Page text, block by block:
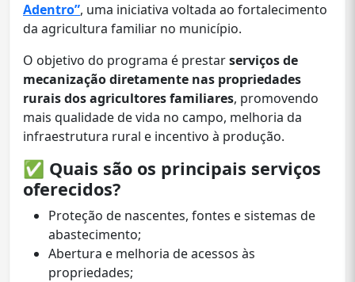
Adentro”, uma iniciativa voltada ao fortalecimento
da agricultura familiar no município.
O objetivo do programa é prestarserviços de
mecanização diretamente nas propriedades
rurais dos agricultores familiares, promovendo
mais qualidade de vida no campo, melhoria da
infraestrutura rural e incentivo à produção.
✅ Quais são os principais serviços
oferecidos?
Proteção de nascentes, fontes e sistemas de
abastecimento;
Abertura e melhoria de acessos às
propriedades;